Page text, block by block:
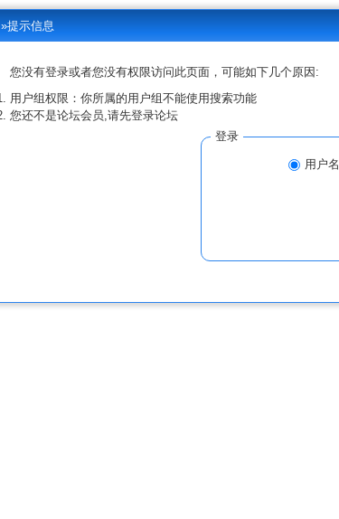
»提示信息
您没有登录或者您没有权限访问此页面，可能如下几个原因:
用户组权限：你所属的用户组不能使用搜索功能
您还不是论坛会员,请先登录论坛
登录
用户名